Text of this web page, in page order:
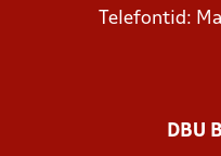
Telefontid:
DBU